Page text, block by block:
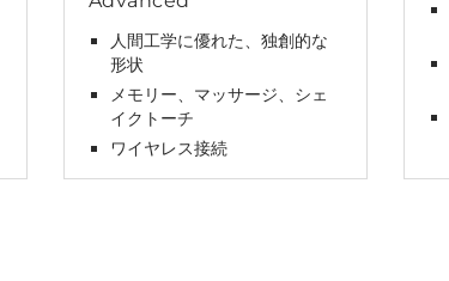
人間工学に優れた、独創的な
形状
メモリー、マッサージ、シェ
イクトーチ
ワイヤレス接続